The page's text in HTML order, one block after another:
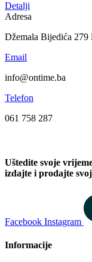
Detalji
Adresa
Džemala Bijedića 279
Email
info@ontime.ba
Telefon
061 758 287
Uštedite svoje
izdajte i prodajte
Facebook Instagram
Informacije